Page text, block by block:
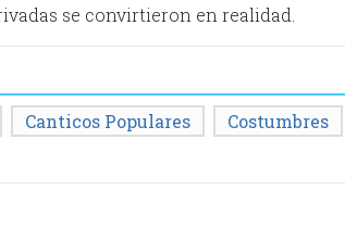
se convirtieron en realidad.
Canticos Populares Costumbres